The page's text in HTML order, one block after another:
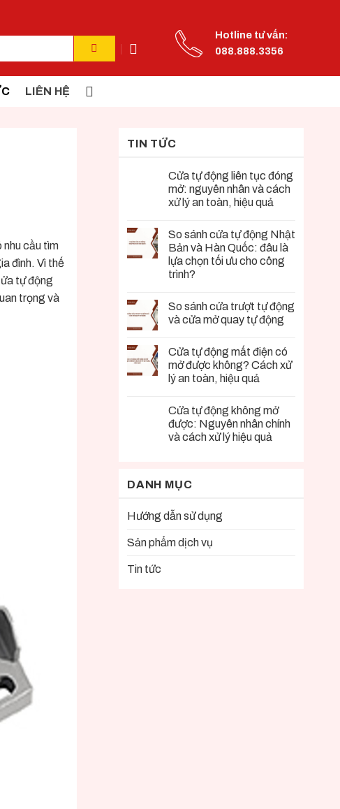
Hotline tư vấn:
088.888.3356
LIÊN HỆ
nhu cầu tìm
đình. Vì thế
tự động
trọng và
TIN TỨC
Cửa tự động liên tục đóng
mở: nguyên nhân và cách
xử lý an toàn, hiệu quả
So sánh cửa tự động Nhật
Bản và Hàn Quốc: đâu là
lựa chọn tối ưu cho công
trình?
So sánh cửa trượt tự động
và cửa mở quay tự động
Cửa tự động mất điện có
mở được không? Cách xử
lý an toàn, hiệu quả
Cửa tự động không mở
được: Nguyên nhân chính
và cách xử lý hiệu quả
DANH MỤC
Hướng dẫn sử dụng
Sản phẩm dịch vụ
Tin tức